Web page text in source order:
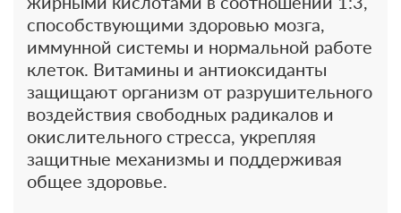
способствующими здоровью мозга,
иммунной системы и нормальной работе
клеток. Витамины и антиоксиданты
защищают организм от разрушительного
воздействия свободных радикалов и
окислительного стресса, укрепляя
защитные механизмы и поддерживая
общее здоровье.